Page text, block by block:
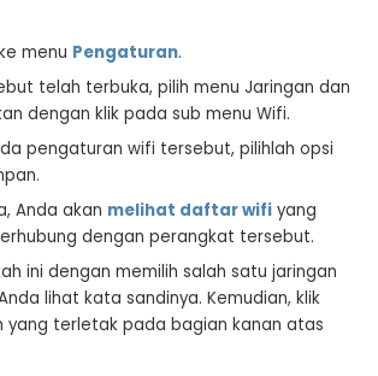
menu Pengaturan.
telah terbuka, pilih menu Jaringan dan
dengan klik pada sub menu Wifi.
pengaturan wifi tersebut, pilihlah opsi
Anda akan melihat daftar wifi yang
dengan perangkat tersebut.
ini dengan memilih salah satu jaringan
lihat kata sandinya. Kemudian, klik
yang terletak pada bagian kanan atas